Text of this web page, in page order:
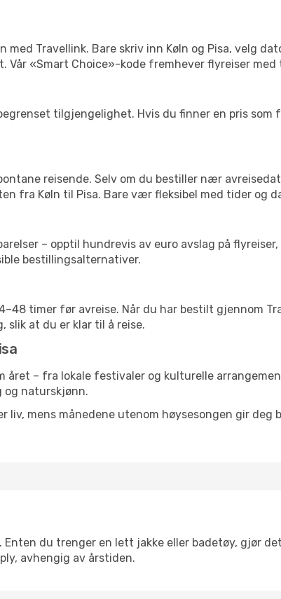
Travellink. Bare skriv inn Køln og Pisa, velg
«Smart Choice»-kode fremhever flyreiser med
tilgjengelighet. Hvis du finner en pris
reisende. Selv om du bestiller nær
fra Køln til Pisa. Bare vær fleksibel med tider og
– opptil hundrevis av euro avslag på
bestillingsalternativer.
timer før avreise. Når du har bestilt gjennom
slik at du er klar til å reise.
– fra lokale festivaler og kulturelle
og naturskjønn.
mens månedene utenom høysesongen gir deg
du trenger en lett jakke eller badetøy, gjør
avhengig av årstiden.